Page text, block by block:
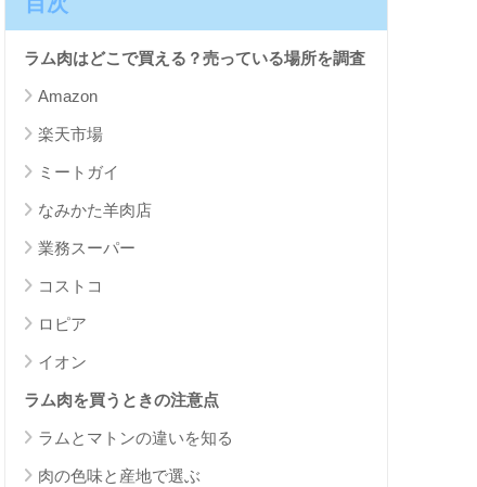
ラム肉はどこで買える？売っている場所を調査
Amazon
楽天市場
ミートガイ
なみかた羊肉店
業務スーパー
コストコ
ロピア
イオン
ラム肉を買うときの注意点
ラムとマトンの違いを知る
肉の色味と産地で選ぶ